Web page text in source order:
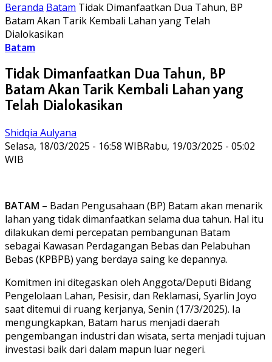
Beranda Batam Tidak Dimanfaatkan Dua Tahun, BP
Batam Akan Tarik Kembali Lahan yang Telah
Dialokasikan
Batam
Tidak Dimanfaatkan Dua Tahun, BP
Batam Akan Tarik Kembali Lahan yang
Telah Dialokasikan
Shidqia Aulyana
Selasa, 18/03/2025 - 16:58 WIBRabu, 19/03/2025 - 05:02
WIB
BATAM – Badan Pengusahaan (BP) Batam akan menarik
lahan yang tidak dimanfaatkan selama dua tahun. Hal itu
dilakukan demi percepatan pembangunan Batam
sebagai Kawasan Perdagangan Bebas dan Pelabuhan
Bebas (KPBPB) yang berdaya saing ke depannya.
Komitmen ini ditegaskan oleh Anggota/Deputi Bidang
Pengelolaan Lahan, Pesisir, dan Reklamasi, Syarlin Joyo
saat ditemui di ruang kerjanya, Senin (17/3/2025). Ia
mengungkapkan, Batam harus menjadi daerah
pengembangan industri dan wisata, serta menjadi tujuan
investasi baik dari dalam mapun luar negeri.